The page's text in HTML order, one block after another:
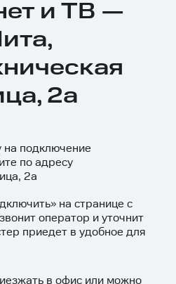
и ТВ —
2а
на подключение
по адресу
2а
» на странице с
оператор и уточнит
приедет в удобное для
в офис или можно